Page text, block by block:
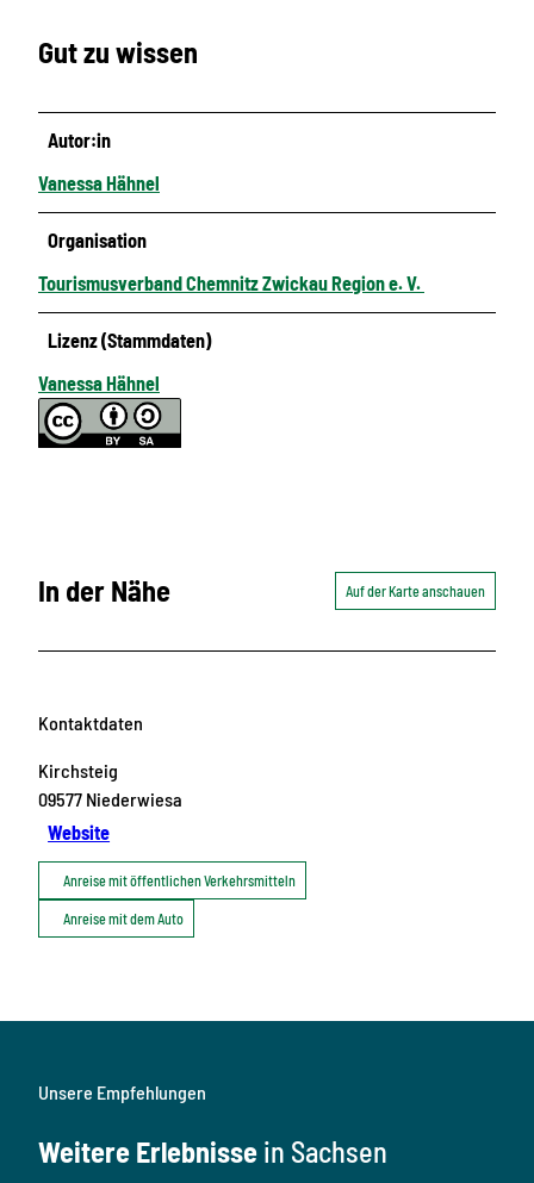
Gut zu wissen
Autor:in
Vanessa Hähnel
Organisation
Tourismusverband Chemnitz Zwickau Region e. V.
Lizenz (Stammdaten)
Vanessa Hähnel
In der Nähe Auf der Karte anschauen
Kontaktdaten
Kirchsteig
09577 Niederwiesa
Website
Anreise mit öffentlichen Verkehrsmitteln
Anreise mit dem Auto
Unsere Empfehlungen
Weitere Erlebnisse in Sachsen